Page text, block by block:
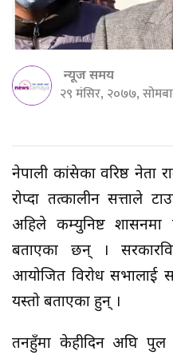
न्यूज समय
२९ मंसिर, २०७७,
नेपाली कांग्रेसका वरिष्ठ
रोप्दा तत्कालीन सत्ताले
अहिले कम्युनिष्ट
बताएका छन् ।
आयोजित विरोध सभालाई
यस्तो बताएका हुन् ।
तनहुँमा केहीदिन अघि पुल